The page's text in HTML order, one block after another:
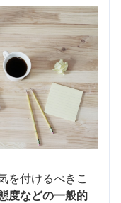
を付けるべきこ
度などの一般的